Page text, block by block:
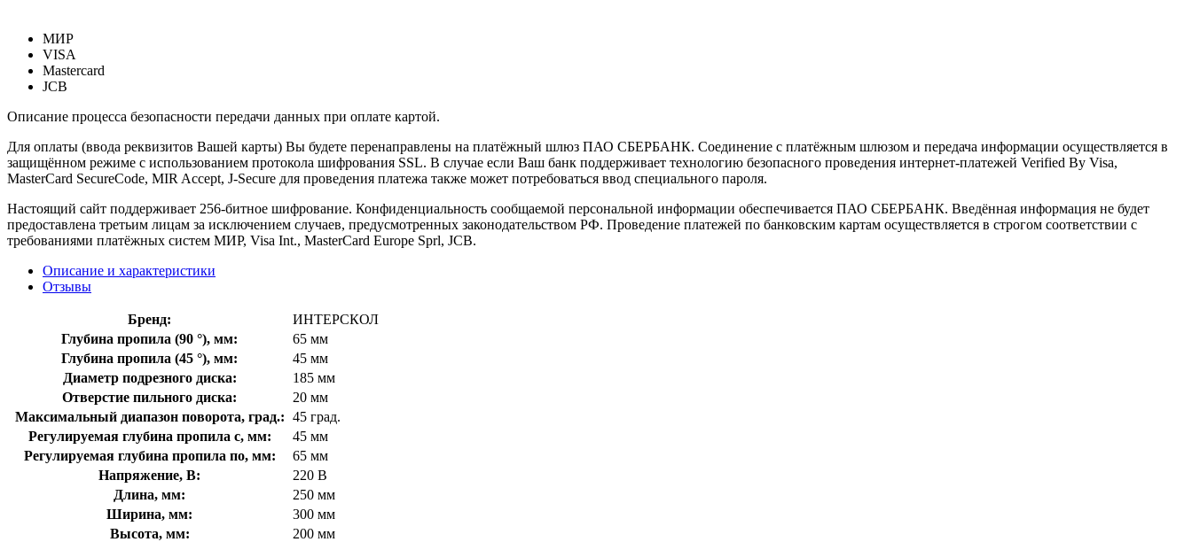
МИР
VISA
Mastercard
JCB
Описание процесса безопасности передачи данных при оплате картой.
Для оплаты (ввода реквизитов Вашей карты) Вы будете перенаправлены на платёжный шлюз ПАО СБЕРБАНК. Соединение с платёжным шлюзом и передача информации осуществляется в
защищённом режиме с использованием протокола шифрования SSL. В случае если Ваш банк поддерживает технологию безопасного проведения интернет-платежей Verified By Visa,
MasterCard SecureCode, MIR Accept, J-Secure для проведения платежа также может потребоваться ввод специального пароля.
Настоящий сайт поддерживает 256-битное шифрование. Конфиденциальность сообщаемой персональной информации обеспечивается ПАО СБЕРБАНК. Введённая информация не будет
предоставлена третьим лицам за исключением случаев, предусмотренных законодательством РФ. Проведение платежей по банковским картам осуществляется в строгом соответствии с
требованиями платёжных систем МИР, Visa Int., MasterCard Europe Sprl, JCB.
Описание и характеристики
Отзывы
Бренд:
ИНТЕРСКОЛ
Глубина пропила (90 °), мм:
65 мм
Глубина пропила (45 °), мм:
45 мм
Диаметр подрезного диска:
185 мм
Отверстие пильного диска:
20 мм
Максимальный диапазон поворота, град.: 45 град.
Регулируемая глубина пропила с, мм:
45 мм
Регулируемая глубина пропила по, мм:
65 мм
Напряжение, В:
220 В
Длина, мм:
250 мм
Ширина, мм:
300 мм
Высота, мм:
200 мм